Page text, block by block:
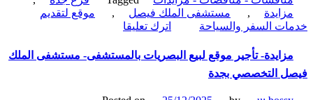
الملك
فيصل
التخصصي
الأبحاث
فرع
, مستشفى الملك فيصل ,
موقع لتقديم
السفر والسياحة
اترك تعليقاon
تأجير
موقع
تأجير موقع لبيع البصريات بالمستشفى- مستشفى الملك
التخصصي بجدة